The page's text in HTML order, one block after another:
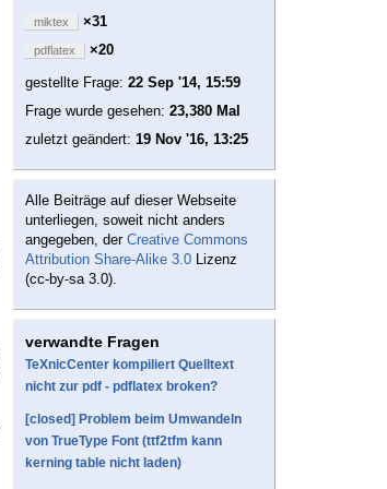
miktex ×31
pdflatex
×20
gestellte Frage: 22 Sep '14, 15:59
Frage wurde gesehen: 23,380 Mal
zuletzt geändert: 19 Nov '16, 13:25
Alle Beiträge auf dieser Webseite
unterliegen, soweit nicht anders
angegeben, der Creative Commons
Attribution Share-Alike 3.0 Lizenz
(cc-by-sa 3.0).
verwandte Fragen
TeXnicCenter kompiliert Quelltext
nicht zur pdf - pdflatex broken?
[closed] Problem beim Umwandeln
von TrueType Font (ttf2tfm kann
kerning table nicht laden)